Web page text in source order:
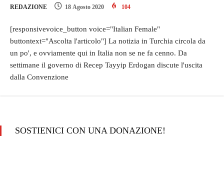
REDAZIONE 18 Agosto 2020 104
[responsivevoice_button voice="Italian Female"
buttontext="Ascolta l'articolo"] La notizia in Turchia circola da
un po', e ovviamente qui in Italia non se ne fa cenno. Da
settimane il governo di Recep Tayyip Erdogan discute l'uscita
dalla Convenzione
SOSTIENICI CON UNA DONAZIONE!